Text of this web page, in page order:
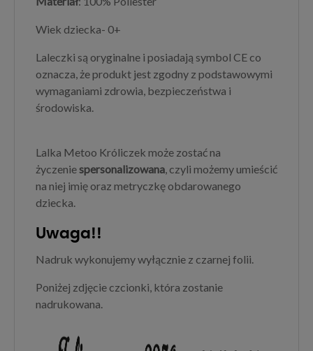
Wiek dziecka- 0+
Laleczki są oryginalne i posiadają symbol CE co
oznacza, że produkt jest zgodny z podstawowymi
wymaganiami zdrowia, bezpieczeństwa i
środowiska.
Lalka Metoo Króliczek może zostać na
życzeniespersonalizowana, czyli możemy umieścić
na niej imię oraz metryczkę obdarowanego
dziecka.
Uwaga!!
Nadruk wykonujemy wyłącznie z czarnej folii.
Poniżej zdjęcie czcionki, która zostanie
nadrukowana.